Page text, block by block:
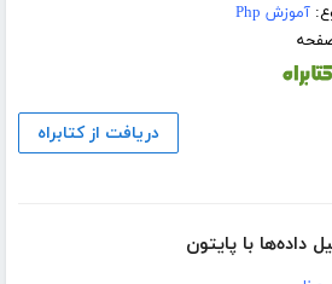
آموزش Php
دریافت از کتابراه
داده‌ها با پایتون